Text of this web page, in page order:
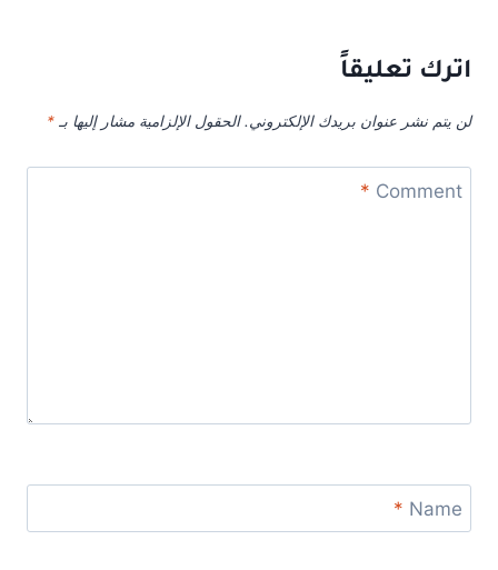
اترك تعليقاً
لن يتم نشر عنوان بريدك الإلكتروني. الحقول الإلزامية مشار إليها بـ *
Comment
*
Name
*